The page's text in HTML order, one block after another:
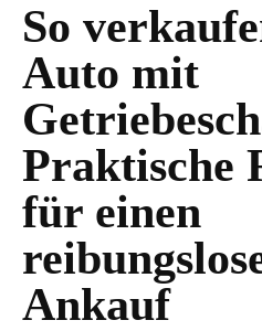
So
Auto mit
Praktische
für einen
Ankauf